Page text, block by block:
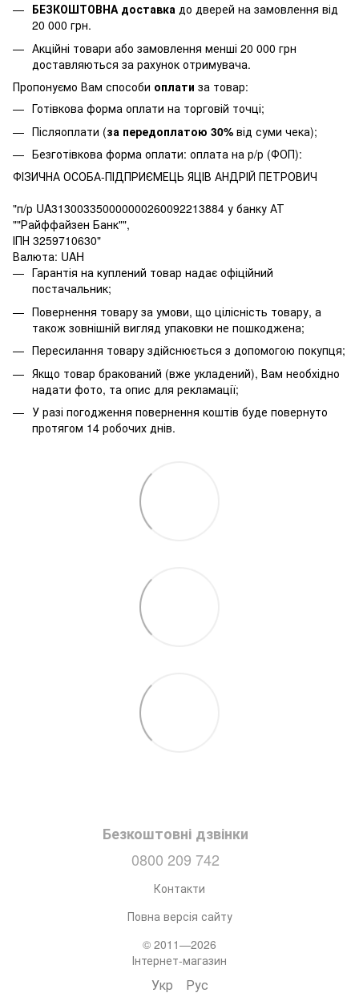
БЕЗКОШТОВНА доставка до дверей на замовлення від
20 000 грн.
Акційні товари або замовлення менші 20 000 грн
доставляються за рахунок отримувача.
Пропонуємо Вам способи оплати за товар:
Готівкова форма оплати на торговій точці;
Післяоплати (за передоплатою 30% від суми чека);
Безготівкова форма оплати: оплата на р/р (ФОП):
ФІЗИЧНА ОСОБА-ПІДПРИЄМЕЦЬ ЯЦІВ АНДРІЙ ПЕТРОВИЧ
"п/р UA313003350000000260092213884 у банку АТ
""Райффайзен Банк"",
ІПН 3259710630"
Валюта: UAH
Гарантія на куплений товар надає офіційний
постачальник;
Повернення товару за умови, що цілісність товару, а
також зовнішній вигляд упаковки не пошкоджена;
Пересилання товару здійснюється з допомогою покупця;
Якщо товар бракований (вже укладений), Вам необхідно
надати фото, та опис для рекламації;
У разі погодження повернення коштів буде повернуто
протягом 14 робочих днів.
Безкоштовні дзвінки
0800 209 742
Контакти
Повна версія сайту
© 2011—2026
Інтернет-магазин
Укр Рус